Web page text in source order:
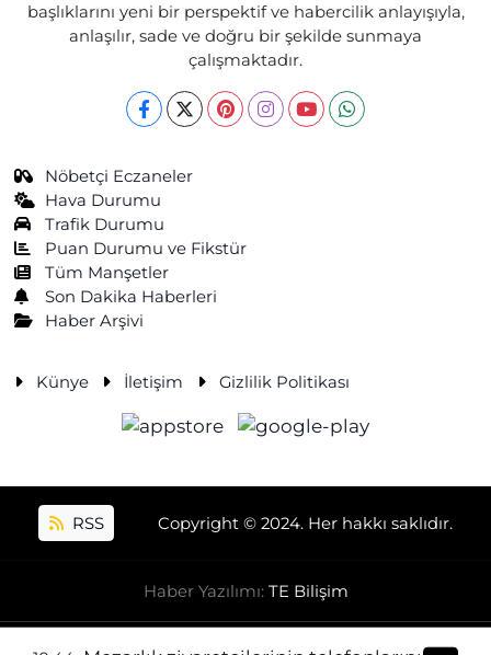
başlıklarını yeni bir perspektif ve habercilik anlayışıyla,
anlaşılır, sade ve doğru bir şekilde sunmaya
çalışmaktadır.
Nöbetçi Eczaneler
Hava Durumu
Trafik Durumu
Puan Durumu ve Fikstür
Tüm Manşetler
Son Dakika Haberleri
Haber Arşivi
Künye İletişim Gizlilik Politikası
RSS Copyright © 2024. Her hakkı saklıdır.
Haber Yazılımı: TE Bilişim